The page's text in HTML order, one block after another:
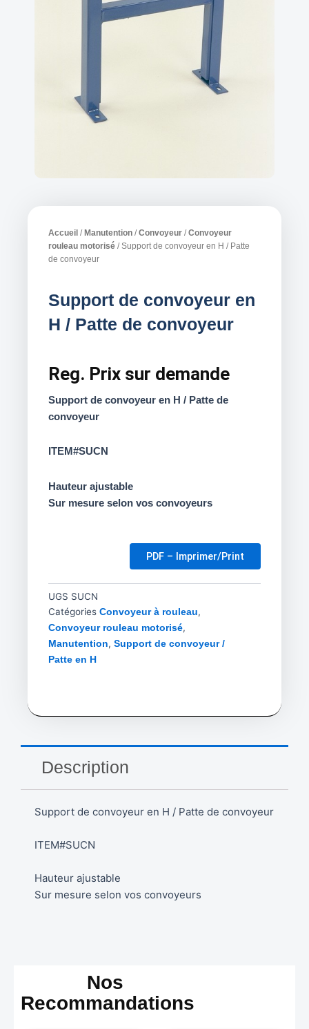
Accueil / Manutention /Convoyeur /Convoyeur
rouleau motorisé / Support de convoyeur en H / Patte
de convoyeur
Support de convoyeur en
H / Patte de convoyeur
Reg. Prix sur demande
Support de convoyeur en H / Patte de
convoyeur
ITEM#SUCN
Hauteur ajustable
Sur mesure selon vos convoyeurs
PDF – Imprimer/Print
UGS SUCN
Catégories Convoyeur à rouleau,
Convoyeur rouleau motorisé,
Manutention, Support de convoyeur /
Patte en H
Description
Support de convoyeur en H / Patte de convoyeur
ITEM#SUCN
Hauteur ajustable
Sur mesure selon vos convoyeurs
Nos
Recommandations